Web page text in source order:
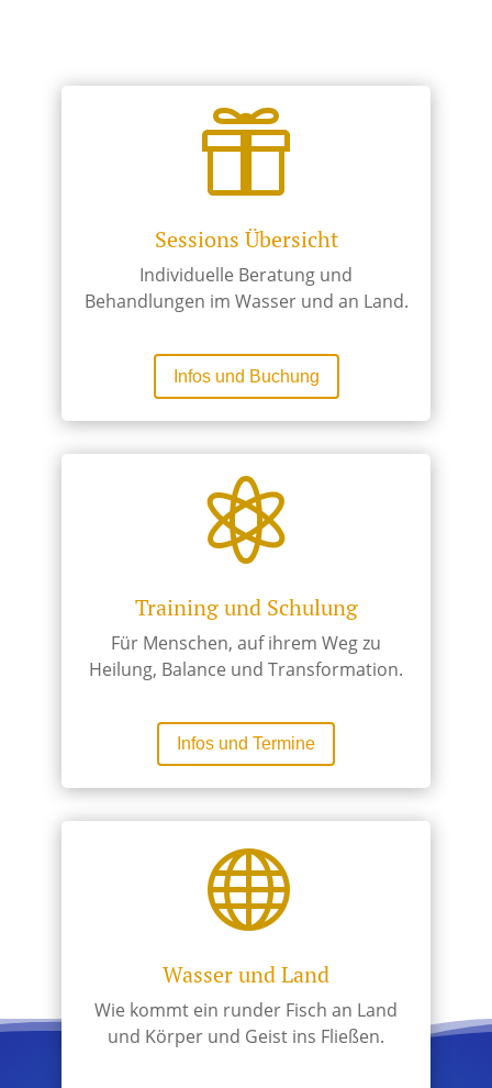

Sessions Übersicht
Individuelle Beratung und
Behandlungen im Wasser und an Land.
Infos und Buchung

Training und Schulung
Für Menschen, auf ihrem Weg zu
Heilung, Balance und Transformation.
Infos und Termine

Wasser und Land
Wie kommt ein runder Fisch an Land
und Körper und Geist ins Fließen.